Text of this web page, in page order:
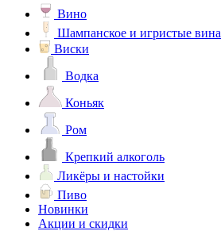
Вино
Шампанское и игристые вина
Виски
Водка
Коньяк
Ром
Крепкий алкоголь
Ликёры и настойки
Пиво
Новинки
Акции и скидки